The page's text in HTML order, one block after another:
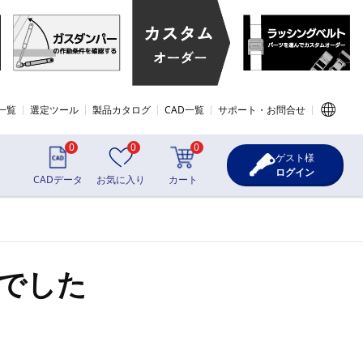
覧 選定ツール 製品カタログ CAD一覧 サポート・お問合せ
0
CADデータ
0
お気に入り
0
カート
ゲスト様
ログイン
した